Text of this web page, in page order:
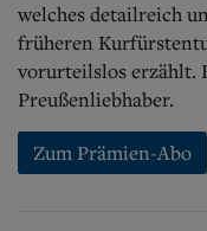
welches detailreich
früheren
vorurteilslos erzählt.
Preußenliebhaber.
Zum Prämien-Abo